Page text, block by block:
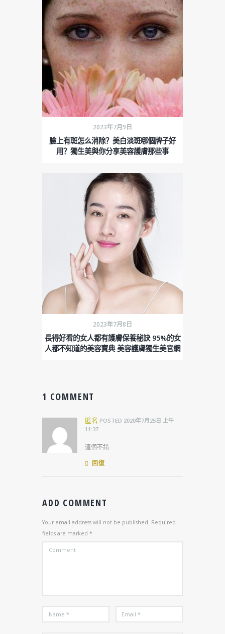
2023年7月9日
臉上有斑怎么消除？美白淡斑哪個牌子好
用？獨生美與你分享美容護膚那些事
2023年7月8日
長得好看的女人都有護膚保養秘訣 95%的女
人都不知道的美容寶典 美容護膚獨生美官網
1 COMMENT
匿名 POSTED 2020年7月25日 上午
11:37
這個不錯
回復
ADD COMMENT
Your email address will not be published. Required
fields are marked *